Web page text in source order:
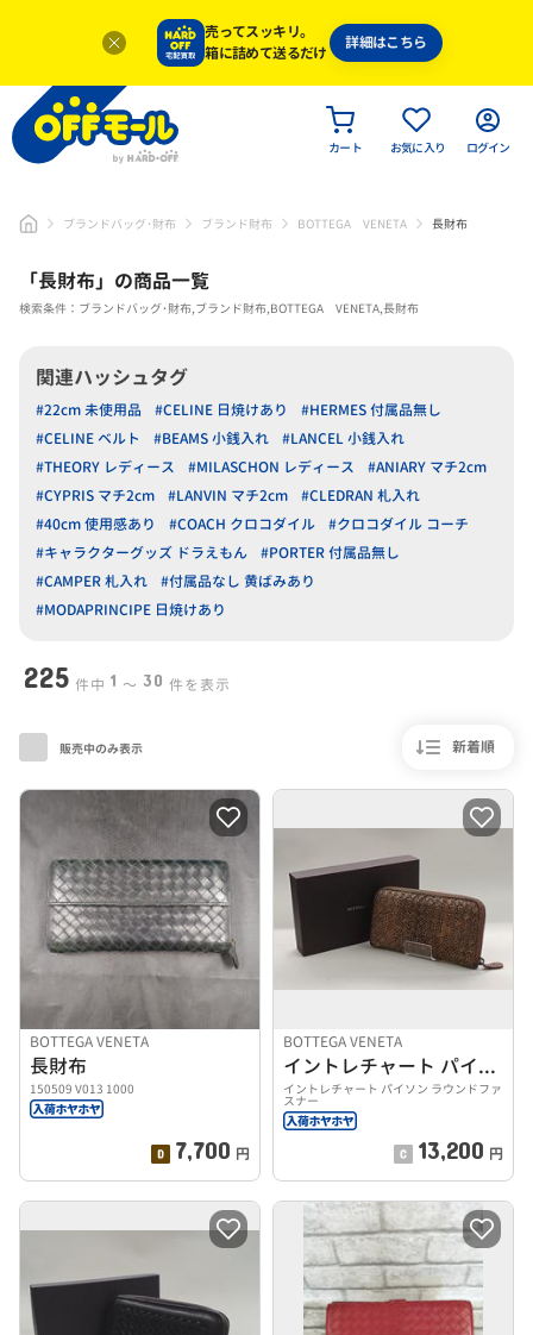
売ってスッキリ。
箱に詰めて送るだけ
詳細はこちら
カート お気に入り ログイン
ブランドバッグ･財布 ブランド財布 BOTTEGA VENETA 長財布
「長財布」 の商品一覧
検索条件：ブランドバッグ･財布,ブランド財布,BOTTEGA VENETA,長財布
関連ハッシュタグ
#22cm 未使用品 #CELINE 日焼けあり
#HERMES 付属品無し
#CELINE ベルト
#BEAMS 小銭入れ
#LANCEL 小銭入れ
#THEORY レディース
#MILASCHON レディース
#ANIARY マチ2cm
#CYPRIS マチ2cm
#LANVIN マチ2cm
#CLEDRAN 札入れ
#40cm 使用感あり
#COACH クロコダイル
#クロコダイル コーチ
#キャラクターグッズ ドラえもん
#PORTER 付属品無し
#CAMPER 札入れ
#付属品なし 黄ばみあり
#MODAPRINCIPE 日焼けあり
225 件中 1 〜 30 件を表示
新着順
販売中のみ表示
BOTTEGA VENETA
長財布
150509 V013 1000
7,700 円
BOTTEGA VENETA
イントレチャート パイソン ラウンドファスナー
イントレチャート パイソン ラウンドファ
スナー
13,200 円